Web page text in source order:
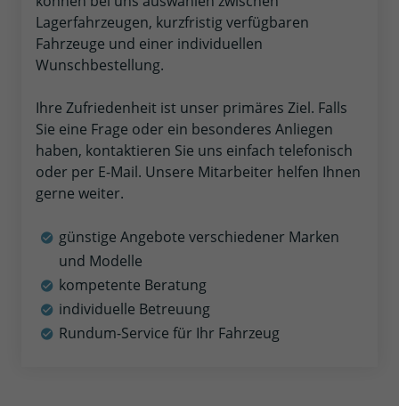
Lagerfahrzeugen, kurzfristig verfügbaren
Fahrzeuge und einer individuellen
Wunschbestellung.
Ihre Zufriedenheit ist unser primäres Ziel. Falls
Sie eine Frage oder ein besonderes Anliegen
haben, kontaktieren Sie uns einfach telefonisch
oder per E-Mail. Unsere Mitarbeiter helfen Ihnen
gerne weiter.
günstige Angebote verschiedener Marken
und Modelle
kompetente Beratung
individuelle Betreuung
Rundum-Service für Ihr Fahrzeug